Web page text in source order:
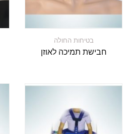
בטיחות החולה
חבישת תמיכה לאוזן